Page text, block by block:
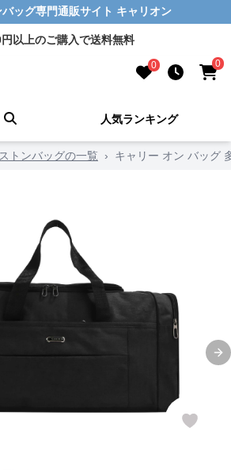
ッグ専門通販サイト キャリオン
以上のご購入で送料無料
0 0
人気ランキング
トンバッグの一覧 › キャリー オン バッグ